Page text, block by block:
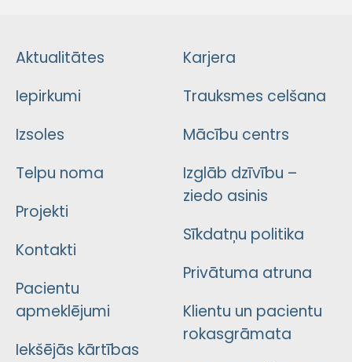
Aktualitātes
Iepirkumi
Izsoles
Telpu noma
Projekti
Kontakti
Pacientu
apmeklējumi
Iekšējās kārtības
Karjera
Trauksmes celšana
Mācību centrs
Izglāb dzīvību –
ziedo asinis
Sīkdatņu politika
Privātuma atruna
Klientu un pacientu
rokasgrāmata